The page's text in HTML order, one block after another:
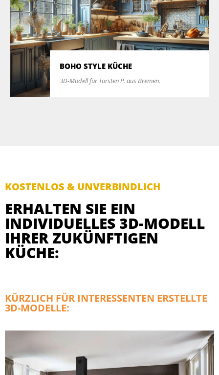
BOHO STYLE KÜCHE
3D-Modell für Torsten P. aus Bremen.
KOSTENLOS & UNVERBINDLICH
ERHALTEN SIE EIN
INDIVIDUELLES 3D-MODELL
IHRER ZUKÜNFTIGEN
KÜCHE:
KÜRZLICH FÜR INTERESSENTEN ERSTELLTE
3D-MODELLE: